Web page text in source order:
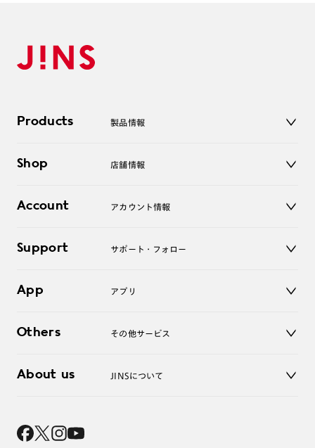
Products 製品情報
サングラス
コンタクトレンズ
アクセサリー
Shop 店舗情報
オンラインショップ
Account アカウント情報
ログアウト
Support サポート・フォロー
よくあるご質問
お問い合わせ
App アプリ
Others その他サービス
レンズ交換
About us JINSについて
採用情報